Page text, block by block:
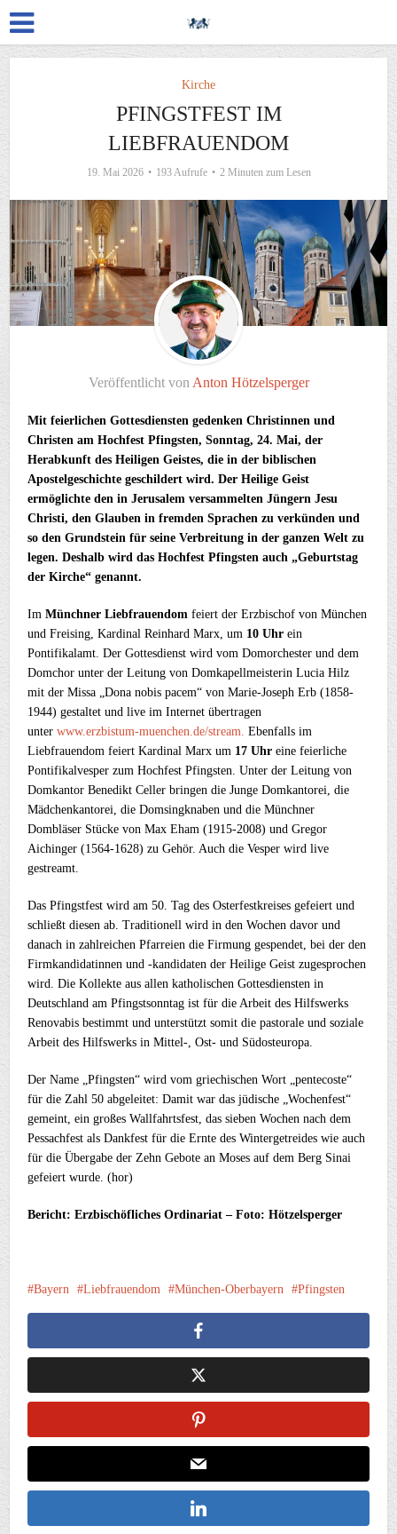
Kirche
PFINGSTFEST IM
LIEBFRAUENDOM
19. Mai 2026 193 Aufrufe 2 Minuten zum Lesen
Veröffentlicht von Anton Hötzelsperger
Mit feierlichen Gottesdiensten gedenken Christinnen und
Christen am Hochfest Pfingsten, Sonntag, 24. Mai, der
Herabkunft des Heiligen Geistes, die in der biblischen
Apostelgeschichte geschildert wird. Der Heilige Geist
ermöglichte den in Jerusalem versammelten Jüngern Jesu
Christi, den Glauben in fremden Sprachen zu verkünden und
so den Grundstein für seine Verbreitung in der ganzen Welt zu
legen. Deshalb wird das Hochfest Pfingsten auch „Geburtstag
der Kirche“ genannt.
ImMünchner Liebfrauendom feiert der Erzbischof von München
und Freising, Kardinal Reinhard Marx, um 10 Uhr ein
Pontifikalamt. Der Gottesdienst wird vom Domorchester und dem
Domchor unter der Leitung von Domkapellmeisterin Lucia Hilz
mit der Missa „Dona nobis pacem“ von Marie-Joseph Erb (1858-
1944) gestaltet und live im Internet übertragen
unterwww.erzbistum-muenchen.de/stream Ebenfalls im
Liebfrauendom feiert Kardinal Marx um 17 Uhr eine feierliche
Pontifikalvesper zum Hochfest Pfingsten. Unter der Leitung von
Domkantor Benedikt Celler bringen die Junge Domkantorei, die
Mädchenkantorei, die Domsingknaben und die Münchner
Dombläser Stücke von Max Eham (1915-2008) und Gregor
Aichinger (1564-1628) zu Gehör. Auch die Vesper wird live
gestreamt.
Das Pfingstfest wird am 50. Tag des Osterfestkreises gefeiert und
schließt diesen ab. Traditionell wird in den Wochen davor und
danach in zahlreichen Pfarreien die Firmung gespendet, bei der den
Firmkandidatinnen und -kandidaten der Heilige Geist zugesprochen
wird. Die Kollekte aus allen katholischen Gottesdiensten in
Deutschland am Pfingstsonntag ist für die Arbeit des Hilfswerks
Renovabis bestimmt und unterstützt somit die pastorale und soziale
Arbeit des Hilfswerks in Mittel-, Ost- und Südosteuropa.
Der Name „Pfingsten“ wird vom griechischen Wort „pentecoste“
für die Zahl 50 abgeleitet: Damit war das jüdische „Wochenfest“
gemeint, ein großes Wallfahrtsfest, das sieben Wochen nach dem
Pessachfest als Dankfest für die Ernte des Wintergetreides wie auch
für die Übergabe der Zehn Gebote an Moses auf dem Berg Sinai
gefeiert wurde. (hor)
Bericht: Erzbischöfliches Ordinariat – Foto: Hötzelsperger
Bayern Liebfrauendom München-Oberbayern Pfingsten